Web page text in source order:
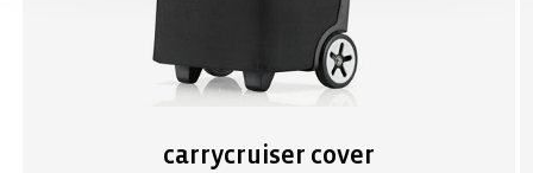
carrycruiser cover